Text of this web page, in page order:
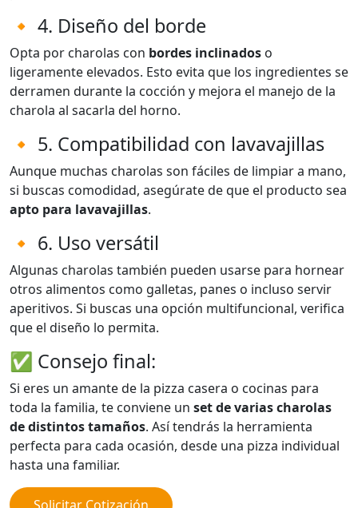
🔸 4. Diseño del borde
Opta por charolas con bordes inclinados o
ligeramente elevados. Esto evita que los ingredientes se
derramen durante la cocción y mejora el manejo de la
charola al sacarla del horno.
🔸 5. Compatibilidad con lavavajillas
Aunque muchas charolas son fáciles de limpiar a mano,
si buscas comodidad, asegúrate de que el producto sea
apto para lavavajillas.
🔸 6. Uso versátil
Algunas charolas también pueden usarse para hornear
otros alimentos como galletas, panes o incluso servir
aperitivos. Si buscas una opción multifuncional, verifica
que el diseño lo permita.
✅ Consejo final:
Si eres un amante de la pizza casera o cocinas para
toda la familia, te conviene un set de varias charolas
de distintos tamaños. Así tendrás la herramienta
perfecta para cada ocasión, desde una pizza individual
hasta una familiar.